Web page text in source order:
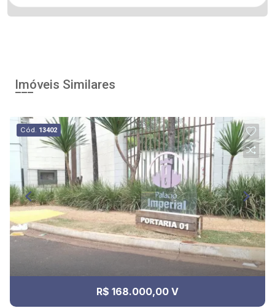
Imóveis Similares
Cód. 13402
R$ 168.000,00 V